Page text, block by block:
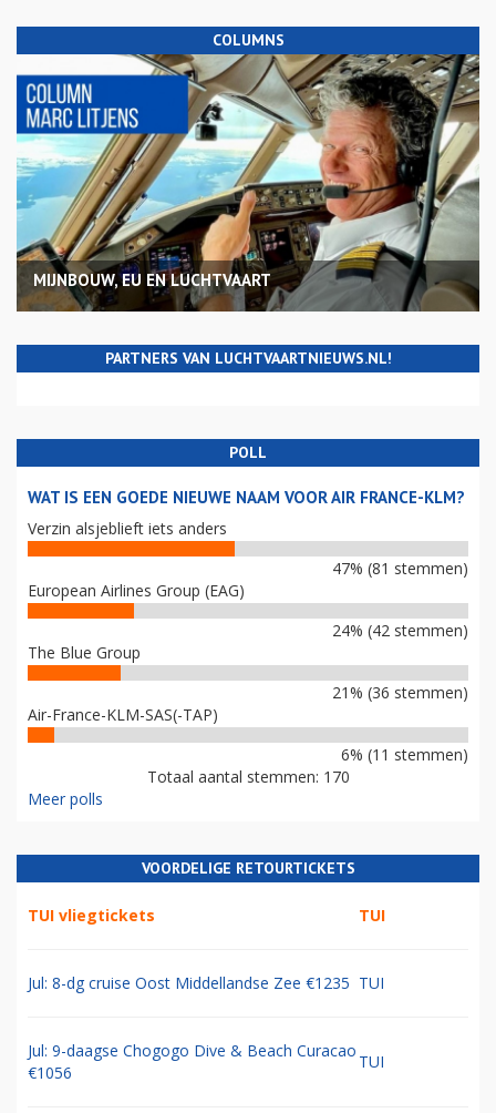
COLUMNS
MIJNBOUW, EU EN LUCHTVAART
PARTNERS VAN LUCHTVAARTNIEUWS.NL!
POLL
WAT IS EEN GOEDE NIEUWE NAAM VOOR AIR FRANCE-KLM?
Verzin alsjeblieft iets anders
47% (81 stemmen)
European Airlines Group (EAG)
24% (42 stemmen)
The Blue Group
21% (36 stemmen)
Air-France-KLM-SAS(-TAP)
6% (11 stemmen)
Totaal aantal stemmen: 170
Meer polls
VOORDELIGE RETOURTICKETS
TUI vliegtickets TUI
Jul: 8-dg cruise Oost Middellandse Zee €1235 TUI
Jul: 9-daagse Chogogo Dive & Beach Curacao
€1056
TUI